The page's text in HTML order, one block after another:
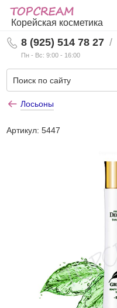
Корейская косметика
8 (925) 514 78 27
Пн - Вс: 9:00 - 16:00
/
Лосьоны
Артикул:5447